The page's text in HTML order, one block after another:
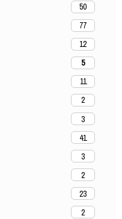
50
77
12
5
11
2
3
41
3
2
23
2